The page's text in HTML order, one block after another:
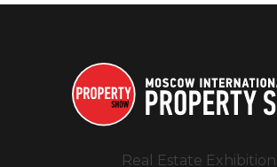
Real Estate Exhibition